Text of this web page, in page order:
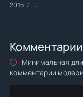
2015 Фильмы/
Комментарии
Минимальная
комментарии